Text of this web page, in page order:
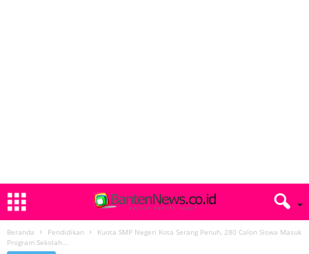
Beranda Pendidikan
Kuota SMP Negeri Kota Serang Penuh, 280 Calon Siswa Masuk
Program Sekolah...